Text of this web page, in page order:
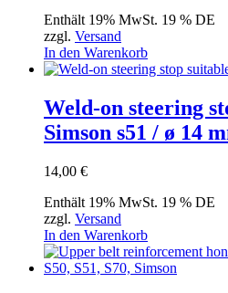
Enthält 19% MwSt. 19 % DE
zzgl. Versand
In den Warenkorb
Weld-on steering
Simson s51 / ø 14
14,00 €
Enthält 19% MwSt. 19 % DE
zzgl. Versand
In den Warenkorb